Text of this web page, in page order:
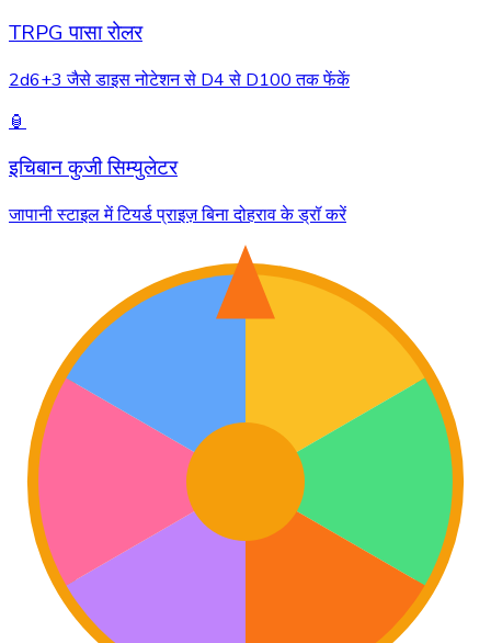
TRPG पासा रोलर
2d6+3 जैसे डाइस नोटेशन से D4 से D100 तक फेंकें
🏮
इचिबान कुजी सिम्युलेटर
जापानी स्टाइल में टियर्ड प्राइज़ बिना दोहराव के ड्रॉ करें